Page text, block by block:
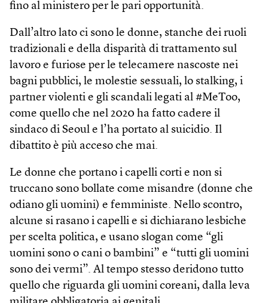
fino al ministero per le pari opportunità.
Dall’altro lato ci sono le donne, stanche dei ruoli
tradizionali e della disparità di trattamento sul
lavoro e furiose per le telecamere nascoste nei
bagni pubblici, le molestie sessuali, lo stalking, i
partner violenti e gli scandali legati al #MeToo,
come quello che nel 2020 ha fatto cadere il
sindaco di Seoul e l’ha portato al suicidio. Il
dibattito è più acceso che mai.
Le donne che portano i capelli corti e non si
truccano sono bollate come misandre (donne che
odiano gli uomini) e femministe. Nello scontro,
alcune si rasano i capelli e si dichiarano lesbiche
per scelta politica, e usano slogan come “gli
uomini sono o cani o bambini” e “tutti gli uomini
sono dei vermi”. Al tempo stesso deridono tutto
quello che riguarda gli uomini coreani, dalla leva